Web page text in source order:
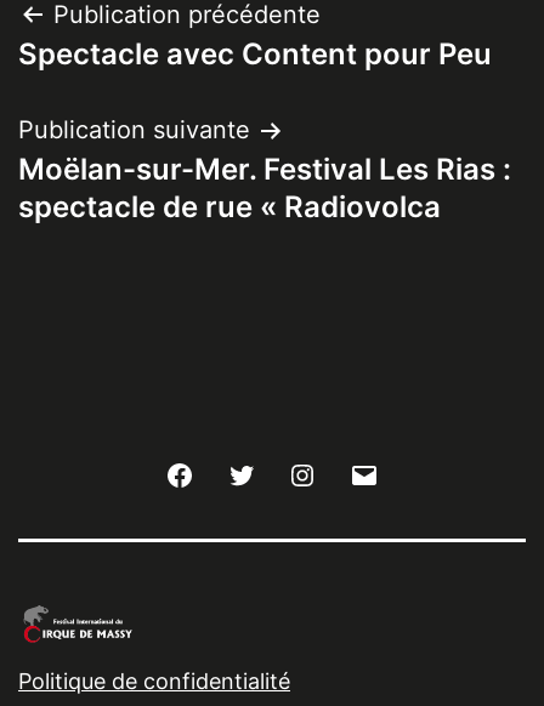
Navigation
de
l’article
Publication précédente
Spectacle avec Content pour Peu
Publication suivante
Moëlan-sur-Mer. Festival Les Rias :
spectacle de rue « Radiovolca
FacebookTwitter Instagram
Politique de confidentialité